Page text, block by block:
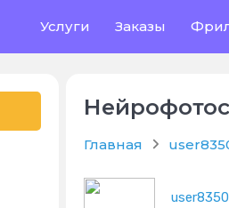
Услуги Заказы
Главная